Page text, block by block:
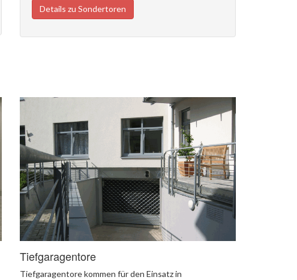
Details zu Sondertoren
Tiefgaragentore
Tiefgaragentore kommen für den Einsatz in